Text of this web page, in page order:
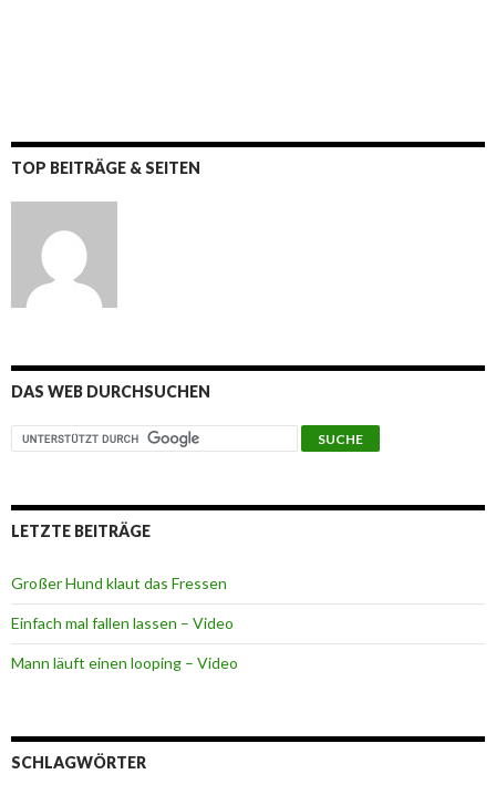
TOP BEITRÄGE & SEITEN
DAS WEB DURCHSUCHEN
LETZTE BEITRÄGE
Großer Hund klaut das Fressen
Einfach mal fallen lassen – Video
Mann läuft einen looping – Video
SCHLAGWÖRTER